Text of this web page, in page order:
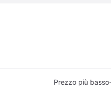
Prezzo più basso·